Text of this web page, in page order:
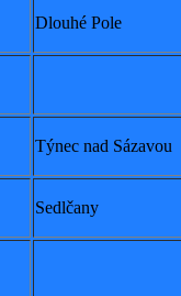
Dlouhé Pole
Týnec nad Sázavou
Sedlčany